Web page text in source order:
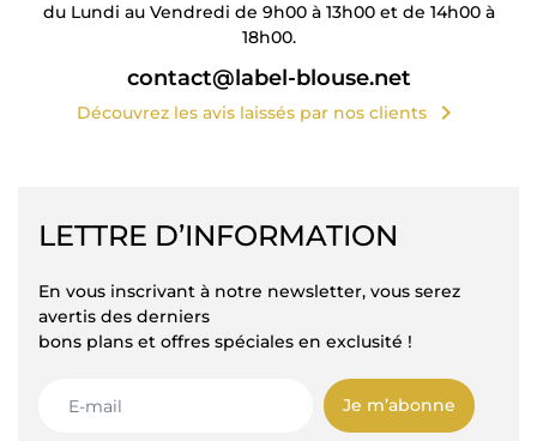
du Lundi au Vendredi de 9h00 à 13h00 et de 14h00 à
18h00.
contact@label-blouse.net
Découvrez les avis laissés par nos clients chevron_right
LETTRE D’INFORMATION
En vous inscrivant à notre newsletter, vous serez
avertis des derniers
bons plans et offres spéciales en exclusité !
Je m’abonne